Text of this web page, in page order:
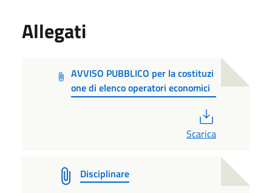
Allegati
AVVISO PUBBLICO per la costituzi
one di elenco operatori economici
Scarica
Disciplinare